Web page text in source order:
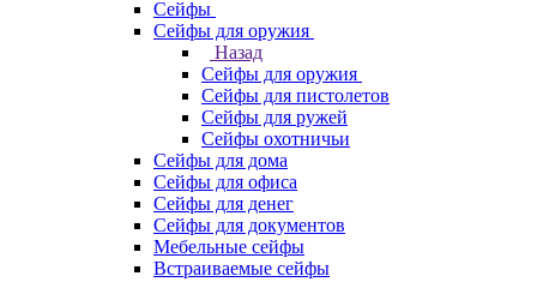
Cейфы
Cейфы для оружия
Назад
Cейфы для оружия
Сейфы для пистолетов
Сейфы для ружей
Сейфы охотничьи
Cейфы для дома
Cейфы для офиса
Сейфы для денег
Сейфы для документов
Мебельные сейфы
Встраиваемые сейфы